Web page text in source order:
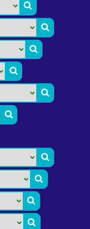









